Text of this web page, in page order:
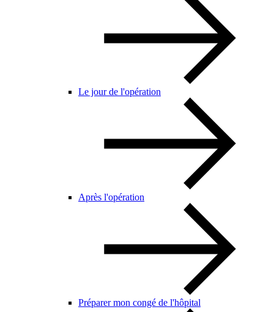
Le jour de l'opération
Après l'opération
Préparer mon congé de l'hôpital